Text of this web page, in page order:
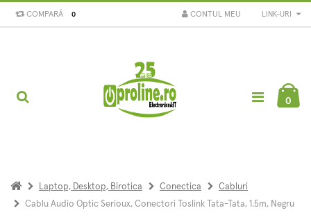
COMPARĂ 0 LINK-URI
CONTUL MEU
0
Laptop, Desktop, Birotica Conectica
Cabluri
Cablu Audio Optic Serioux, Conectori Toslink Tata-Tata, 1.5m, Negru